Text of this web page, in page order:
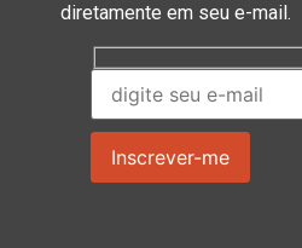
diretamente em seu e-mail.